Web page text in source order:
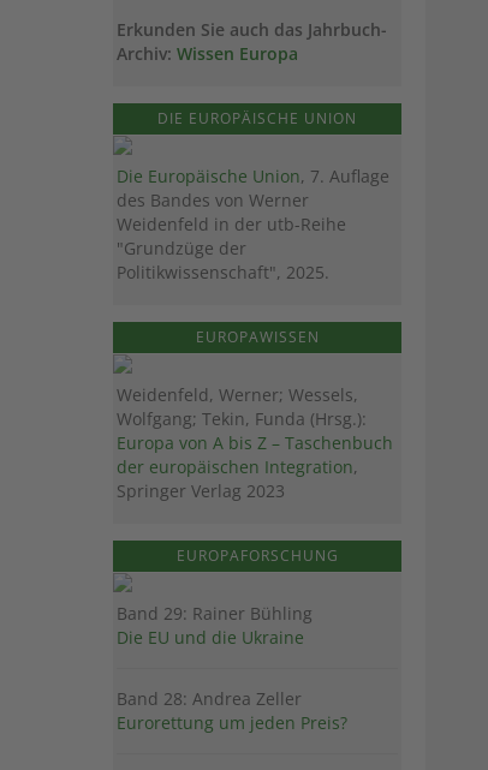
Erkunden Sie auch das Jahrbuch-
Archiv: Wissen Europa
DIE EUROPÄISCHE UNION
Die Europäische Union, 7. Auflage
des Bandes von Werner
Weidenfeld in der utb-Reihe
"Grundzüge der
Politikwissenschaft", 2025.
EUROPAWISSEN
Weidenfeld, Werner; Wessels,
Wolfgang; Tekin, Funda (Hrsg.):
Europa von A bis Z – Taschenbuch
der europäischen Integration,
Springer Verlag 2023
EUROPAFORSCHUNG
Band 29: Rainer Bühling
Die EU und die Ukraine
Band 28: Andrea Zeller
Eurorettung um jeden Preis?